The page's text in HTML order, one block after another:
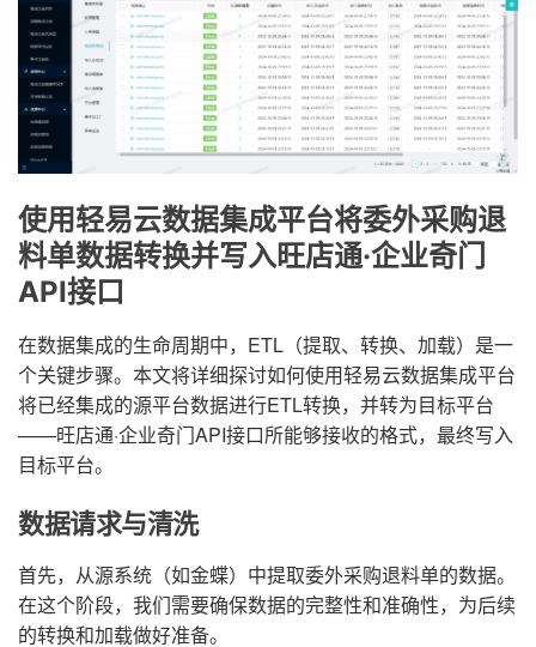
使用轻易云数据集成平台将委外采购退
料单数据转换并写入旺店通·企业奇门
API接口
在数据集成的生命周期中，ETL（提取、转换、加载）是一
个关键步骤。本文将详细探讨如何使用轻易云数据集成平台
将已经集成的源平台数据进行ETL转换，并转为目标平台
——旺店通·企业奇门API接口所能够接收的格式，最终写入
目标平台。
数据请求与清洗
首先，从源系统（如金蝶）中提取委外采购退料单的数据。
在这个阶段，我们需要确保数据的完整性和准确性，为后续
的转换和加载做好准备。